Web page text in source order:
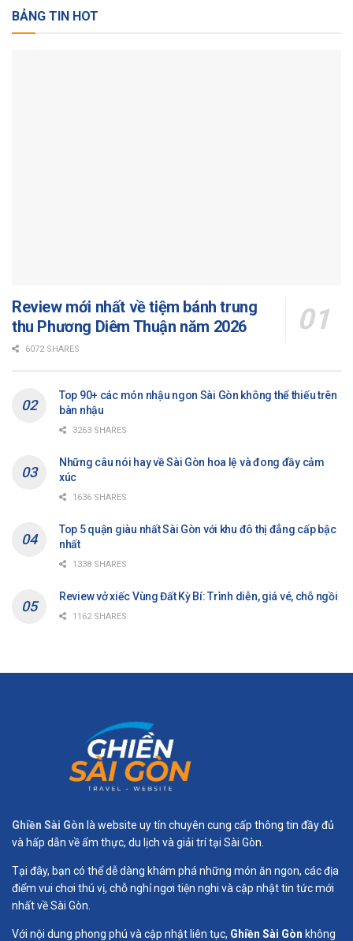
BẢNG TIN HOT
Review mới nhất về tiệm bánh trung
thu Phương Diêm Thuận năm 2026
6072 SHARES
Top 90+ các món nhậu ngon Sài Gòn không thể thiếu trên
bàn nhậu
3263 SHARES
Những câu nói hay về Sài Gòn hoa lệ và đong đầy cảm
xúc
1636 SHARES
Top 5 quận giàu nhất Sài Gòn với khu đô thị đẳng cấp bậc
nhất
1338 SHARES
Review vở xiếc Vùng Đất Kỳ Bí: Trình diễn, giá vé, chỗ ngồi
1162 SHARES
Ghiền Sài Gòn là website uy tín chuyên cung cấp thông tin đầy đủ
và hấp dẫn về ẩm thực, du lịch và giải trí tại Sài Gòn.
Tại đây, bạn có thể dễ dàng khám phá những món ăn ngon, các địa
điểm vui chơi thú vị, chỗ nghỉ ngơi tiện nghi và cập nhật tin tức mới
nhất về Sài Gòn.
Với nội dung phong phú và cập nhật liên tục, Ghiền Sài Gòn không